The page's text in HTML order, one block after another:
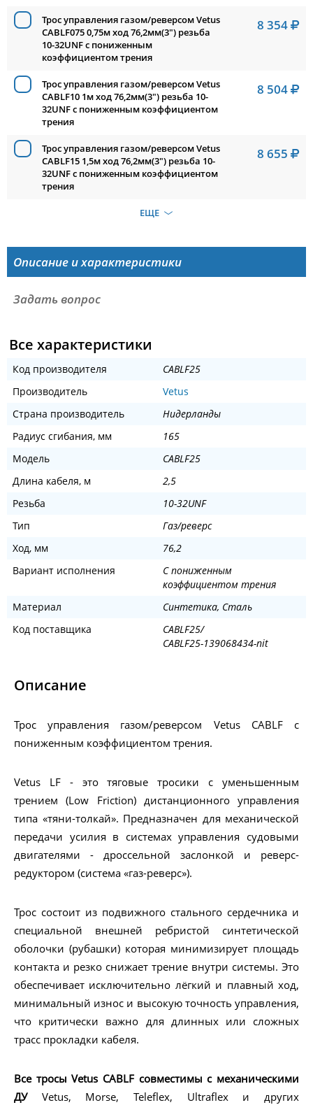
Трос управления газом/реверсом Vetus
CABLF075 0,75м ход 76,2мм(3") резьба
10-32UNF с пониженным
коэффициентом трения
8 354
Трос управления газом/реверсом Vetus
CABLF10 1м ход 76,2мм(3") резьба 10-
32UNF с пониженным коэффициентом
трения
8 504
Трос управления газом/реверсом Vetus
CABLF15 1,5м ход 76,2мм(3") резьба 10-
32UNF с пониженным коэффициентом
трения
8 655
ЕЩЕ
Описание и характеристики
Задать вопрос
Все характеристики
Код производителя
CABLF25
Производитель
Vetus
Страна производитель
Нидерланды
Радиус сгибания, мм
165
Модель
CABLF25
Длина кабеля, м
2,5
Резьба
10-32UNF
Тип
Газ/реверс
Ход, мм
76,2
Вариант исполнения
С пониженным
коэффициентом трения
Материал
Синтетика, Сталь
Код поставщика
CABLF25/
CABLF25-139068434-nit
Описание
Трос управления газом/реверсом Vetus CABLF с
пониженным коэффициентом трения.
Vetus LF - это тяговые тросики с уменьшенным
трением (Low Friction) дистанционного управления
типа «тяни-толкай». Предназначен для механической
передачи усилия в системах управления судовыми
двигателями - дроссельной заслонкой и реверс-
редуктором (система «газ-реверс»).
Трос состоит из подвижного стального сердечника и
специальной внешней ребристой синтетической
оболочки (рубашки) которая минимизирует площадь
контакта и резко снижает трение внутри системы. Это
обеспечивает исключительно лёгкий и плавный ход,
минимальный износ и высокую точность управления,
что критически важно для длинных или сложных
трасс прокладки кабеля.
Все тросы Vetus CABLF совместимы с механическими
ДУVetus, Morse, Teleflex, Ultraflex и других